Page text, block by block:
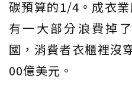
碳預算的1/4。成衣
有一大部分浪費掉
國，消費者衣櫃裡沒
00億美元。